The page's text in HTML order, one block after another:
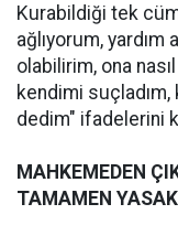
Kurabildiği tek
ağlıyorum,
olabilirim, ona
kendimi
dedim" ifadelerini
MAHKEMEDEN
TAMAMEN